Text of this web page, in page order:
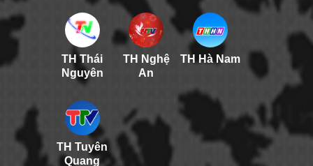
TH Thái
Nguyên
TH Nghệ
An
TH Hà Nam
TH Tuyên
Quang